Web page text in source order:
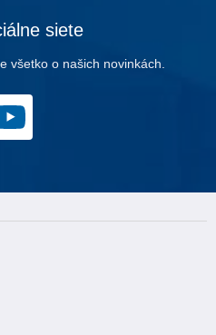
siete
všetko o našich novinkách.